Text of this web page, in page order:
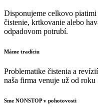
Disponujeme celkovo
čistenie, krtkovanie alebo
odpadovom potrubí.
Máme tradíciu
Problematike čistenia a
naša firma venuje už od roku
Sme NONSTOP v pohotovosti